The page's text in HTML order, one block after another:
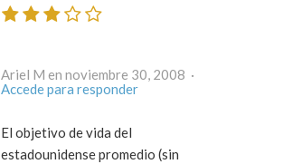
Ariel M en noviembre 30, 2008 ·
Accede para responder
El objetivo de vida del
estadounidensepromedio (sin